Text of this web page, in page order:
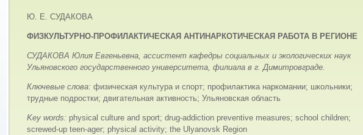
Ю. Е. СУДАКОВА
ФИЗКУЛЬТУРНО-ПРОФИЛАКТИЧЕСКАЯ АНТИНАРКОТИЧЕСКАЯ РАБОТА В РЕГИОНЕ
СУДАКОВА Юлия Евгеньевна, ассистент кафедры социальных и экологических наук
Ульяновского государственного университета, филиала в г. Димитровграде.
Ключевые слова: физическая культура и спорт; профилактика наркомании; школьники;
трудные подростки; двигательная активность; Ульяновская область
Key words: physical culture and sport; drug-addiction preventive measures; school children;
screwed-up teen-ager; physical activity; the Ulyanovsk Region